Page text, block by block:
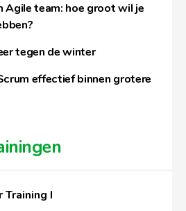
Agile team: hoe groot wil je
tegen de winter
effectief binnen grotere
Training I